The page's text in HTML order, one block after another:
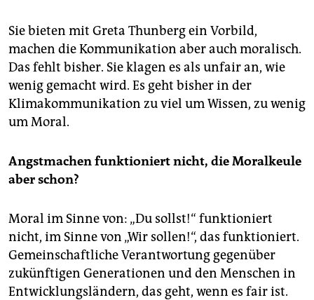
Sie bieten mit Greta Thunberg ein Vorbild,
machen die Kommunikation aber auch moralisch.
Das fehlt bisher. Sie klagen es als unfair an, wie
wenig gemacht wird. Es geht bisher in der
Klimakommunikation zu viel um Wissen, zu wenig
um Moral.
Angstmachen funktioniert nicht, die Moralkeule
aber schon?
Moral im Sinne von: „Du sollst!“ funktioniert
nicht, im Sinne von „Wir sollen!“, das funktioniert.
Gemeinschaftliche Verantwortung gegenüber
zukünftigen Generationen und den Menschen in
Entwicklungs­ländern, das geht, wenn es fair ist.